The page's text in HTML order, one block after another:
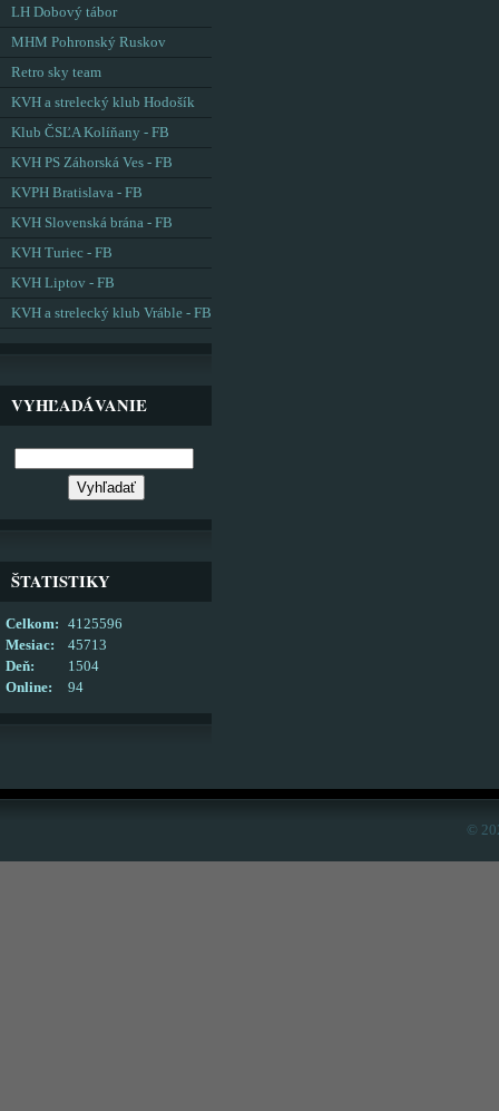
LH Dobový tábor
MHM Pohronský Ruskov
Retro sky team
KVH a strelecký klub Hodošík
Klub ČSĽA Kolíňany - FB
KVH PS Záhorská Ves - FB
KVPH Bratislava - FB
KVH Slovenská brána - FB
KVH Turiec - FB
KVH Liptov - FB
KVH a strelecký klub Vráble - FB
VYHĽADÁVANIE
ŠTATISTIKY
Online: 94
Celkom:
4125596
Mesiac:
45713
Deň:
1504
©